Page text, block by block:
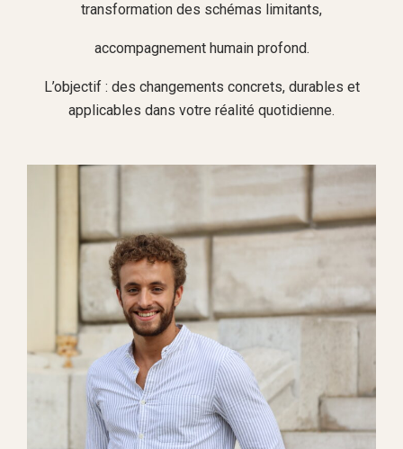
transformation des schémas limitants,
accompagnement humain profond.
L’objectif : des changements concrets, durables et
applicables dans votre réalité quotidienne.